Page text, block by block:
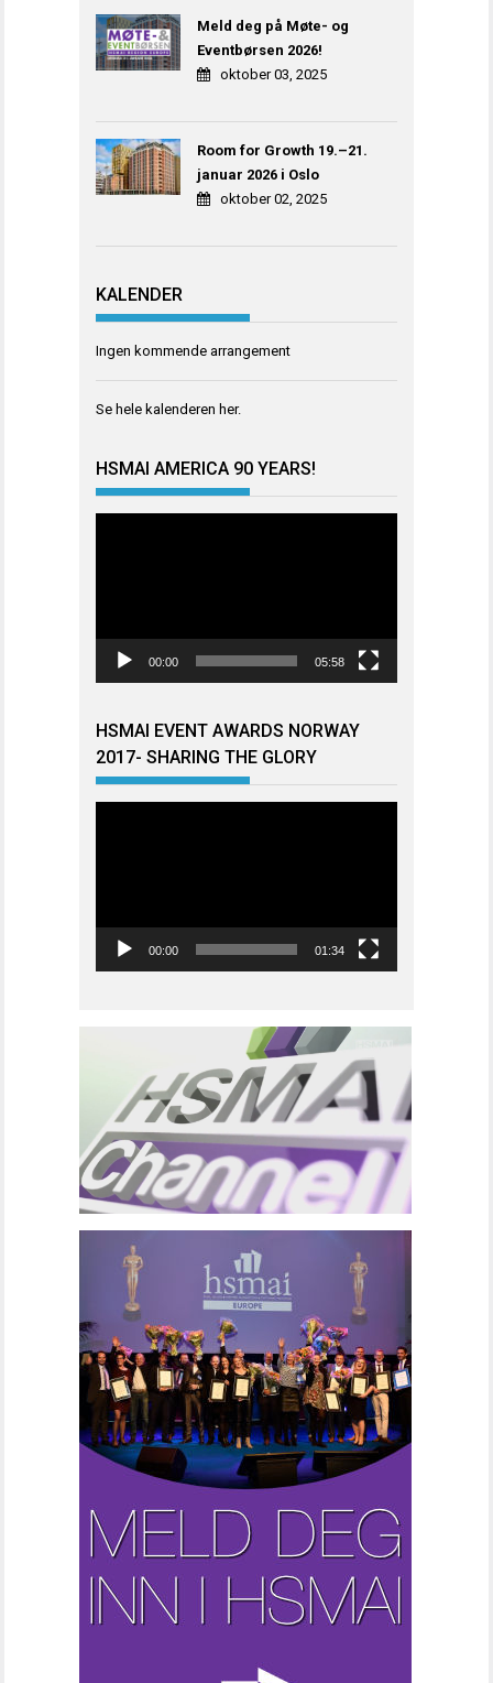
Meld deg på Møte- og
Eventbørsen 2026!
oktober 03, 2025
Room for Growth 19.–21.
januar 2026 i Oslo
oktober 02, 2025
KALENDER
Ingen kommende arrangement
Se hele kalenderen her.
HSMAI AMERICA 90 YEARS!
00:00 05:58
HSMAI EVENT AWARDS NORWAY
2017- SHARING THE GLORY
00:00 01:34